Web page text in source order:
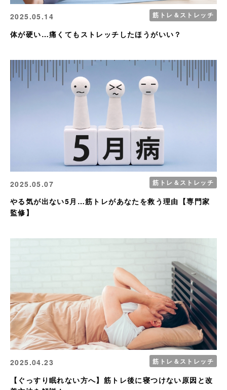
2025.05.14 筋トレ＆ストレッチ
体が硬い…痛くてもストレッチしたほうがいい？
2025.05.07 筋トレ＆ストレッチ
やる気が出ない5月…筋トレがあなたを救う理由【専門家
監修】
2025.04.23 筋トレ＆ストレッチ
【ぐっすり眠れない方へ】筋トレ後に寝つけない原因と改